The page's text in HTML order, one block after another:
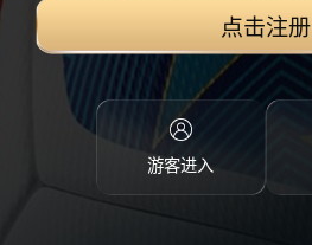
点击注册
游客进入